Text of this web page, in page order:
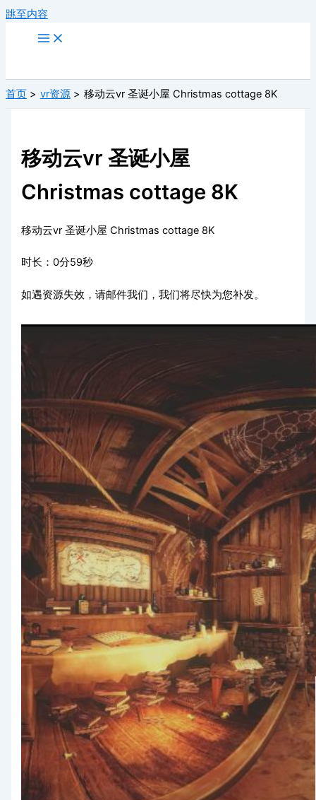
跳至内容
首页 vr资源 移动云vr 圣诞小屋 Christmas cottage 8K
移动云vr 圣诞小屋
Christmas cottage 8K
移动云vr 圣诞小屋 Christmas cottage 8K
时长：0分59秒
如遇资源失效，请邮件我们，我们将尽快为您补发。